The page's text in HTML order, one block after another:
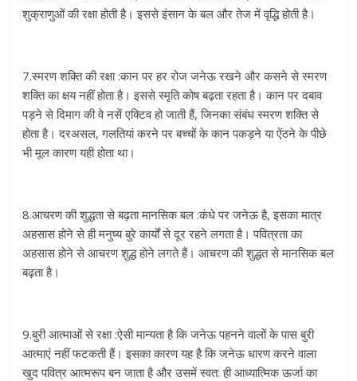
शुक्राणुओं की रक्षा होती है। इससे इंसान के बल और तेज में वृद्ध‍ि होती है।
7.स्मरण शक्ति‍ की रक्षा :कान पर हर रोज जनेऊ रखने और कसने से स्मरण
शक्त‍ि का क्षय नहीं होता है। इससे स्मृति कोष बढ़ता रहता है। कान पर दबाव
पड़ने से दिमाग की वे नसें एक्ट‍िव हो जाती हैं, जिनका संबंध स्मरण शक्त‍ि से
होता है। दरअसल, गलतियां करने पर बच्चों के कान पकड़ने या ऐंठने के पीछे
भी मूल कारण यही होता था।
8.आचरण की शुद्धता से बढ़ता मानसिक बल :कंधे पर जनेऊ है, इसका मात्र
अहसास होने से ही मनुष्य बुरे कार्यों से दूर रहने लगता है। पवित्रता का
अहसास होने से आचरण शुद्ध होने लगते हैं। आचरण की शुद्धत से मानसिक बल
बढ़ता है।
9.बुरी आत्माओं से रक्षा :ऐसी मान्यता है कि जनेऊ पहनने वालों के पास बुरी
आत्माएं नहीं फटकती हैं। इसका कारण यह है कि जनेऊ धारण करने वाला
खुद पवित्र आत्मरूप बन जाता है और उसमें स्वत: ही आध्यात्म‍िक ऊर्जा का